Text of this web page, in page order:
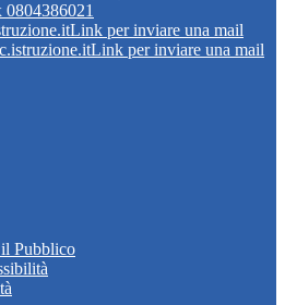
Link per inviare una mail
Link per inviare una mail
Pubblico